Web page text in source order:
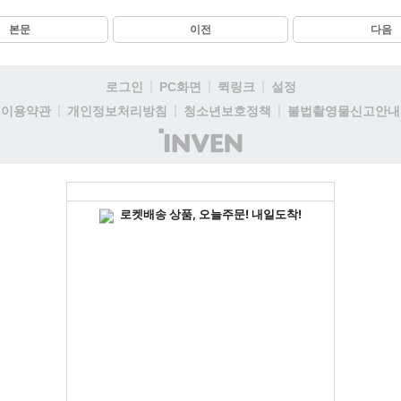
본문 이전 다음
로그인 PC화면 퀵링크
설정
이용약관
개인정보처리방침 청소년보호정책
불법촬영물신고안내
(주)
인